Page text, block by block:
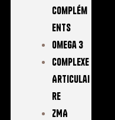
Complém
Ents
Omega 3
Complexe
Articulai
Re
ZMA